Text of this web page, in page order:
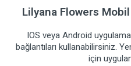
Lilyana Flowers
IOS veya Android
bağlantıları kullanabilirsiniz.
için